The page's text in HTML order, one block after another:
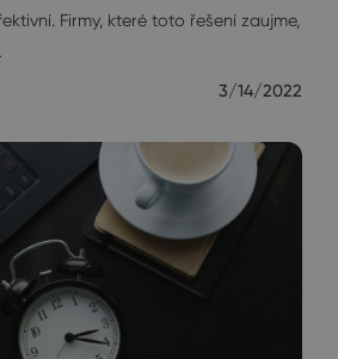
Firmy, které toto řešení zaujme,
3/14/2022